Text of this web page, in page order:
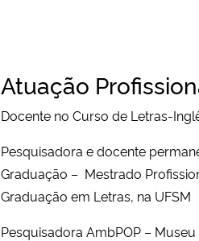
Atuação
Docente no Curso de Letras-
Pesquisadora e docente
Graduação – Mestrado
Graduação em Letras, na UFSM
Pesquisadora AmbPOP –